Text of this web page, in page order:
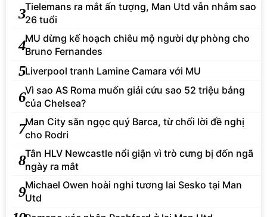
3Tielemans ra mắt ấn tượng, Man Utd vẫn nhắm sao
26 tuổi
4MU dừng kế hoạch chiêu mộ người dự phòng cho
Bruno Fernandes
5Liverpool tranh Lamine Camara với MU
6Vì sao AS Roma muốn giải cứu sao 52 triệu bảng
của Chelsea?
7Man City săn ngọc quý Barca, từ chối lời đề nghị
cho Rodri
8Tân HLV Newcastle nổi giận vì trò cưng bị đốn ngã
ngày ra mắt
9Michael Owen hoài nghi tương lai Sesko tại Man
Utd